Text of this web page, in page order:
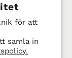
för att
samla in
i över 40 år
inom